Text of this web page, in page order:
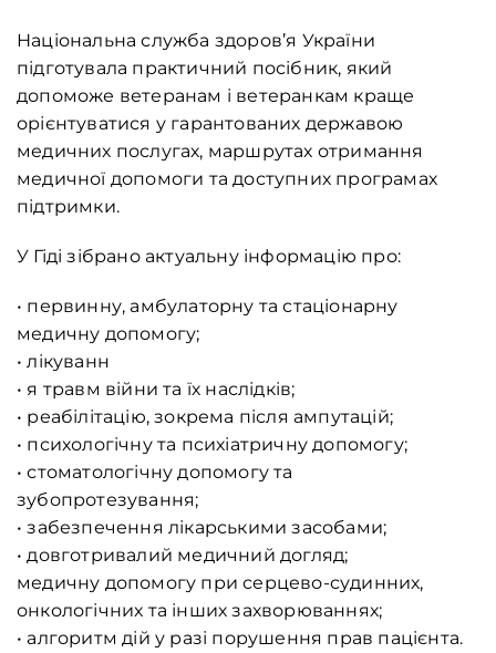
Національна служба здоров’я України
підготувала практичний посібник, який
допоможе ветеранам і ветеранкам краще
орієнтуватися у гарантованих державою
медичних послугах, маршрутах отримання
медичної допомоги та доступних програмах
підтримки.
У Гіді зібрано актуальну інформацію про:
• первинну, амбулаторну та стаціонарну
медичну допомогу;
• лікуванн
• я травм війни та їх наслідків;
• реабілітацію, зокрема після ампутацій;
• психологічну та психіатричну допомогу;
• стоматологічну допомогу та
зубопротезування;
• забезпечення лікарськими засобами;
• довготривалий медичний догляд;
медичну допомогу при серцево-судинних,
онкологічних та інших захворюваннях;
• алгоритм дій у разі порушення прав пацієнта.